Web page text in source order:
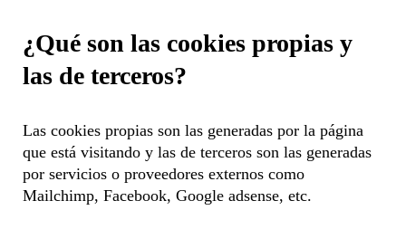
¿Qué son las cookies propias y
las de terceros?
Las cookies propias son las generadas por la página
que está visitando y las de terceros son las generadas
por servicios o proveedores externos como
Mailchimp, Facebook, Google adsense, etc.